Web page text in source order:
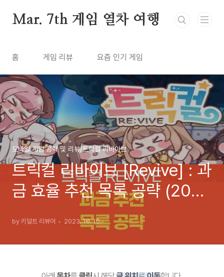
Mar. 7th 게임 열차 여행
홈 게임 리뷰 요즘 인기 게임
모바일 게임 공략 및 리뷰/트릭컬 리바이브
트릭컬 리바이브 [Revive] : 과
금 효율 추천 목록 공략 (2023
by 키덜트 리뷰어 2023. 10. 10.